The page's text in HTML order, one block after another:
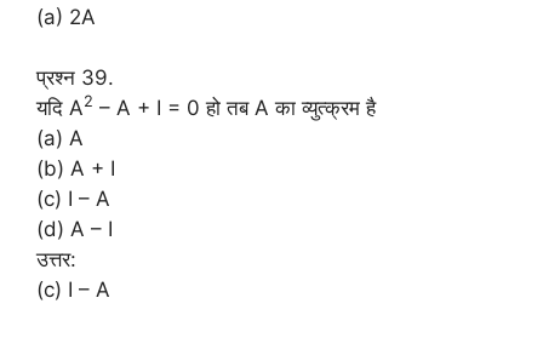
(a) 2A
प्रश्न 39.
यदि A2 – A + I = 0 हो तब A का व्युत्क्रम है
(a) A
(b) A + I
(c) I – A
(d) A – I
उत्तर:
(c) I – A